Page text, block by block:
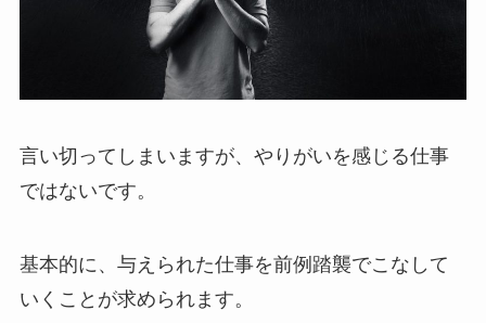
言い切ってしまいますが、やりがいを感じる仕事
ではないです。
基本的に、与えられた仕事を前例踏襲でこなして
いくことが求められます。